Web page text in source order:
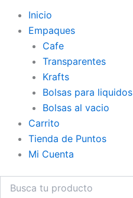
Inicio
Empaques
Cafe
Transparentes
Krafts
Bolsas para liquidos
Bolsas al vacio
Carrito
Tienda de Puntos
Mi Cuenta